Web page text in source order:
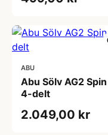
ABU
Abu Sölv AG2 Spin
4-delt
2.049,00 kr